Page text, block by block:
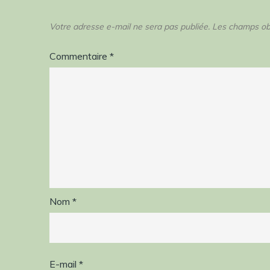
Votre adresse e-mail ne sera pas publiée. Les champs
Commentaire *
Nom *
E-mail *